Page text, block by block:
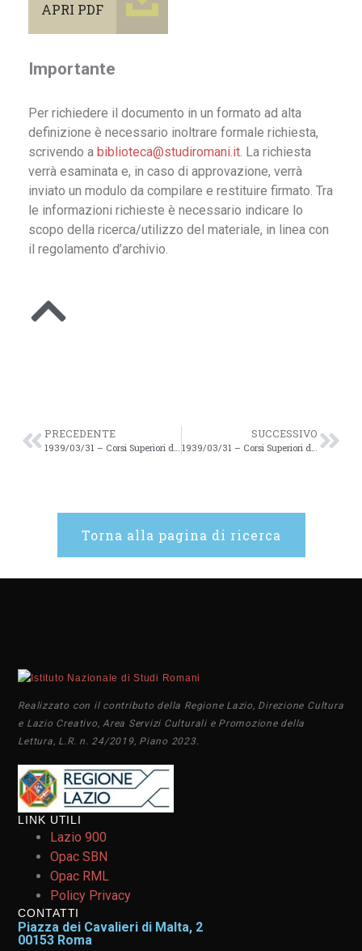
APRI PDF
Importante
Per richiedere il documento in un formato ad alta
definizione è necessario inoltrare formale richiesta,
scrivendo a biblioteca@studiromani.it. La richiesta
verrà esaminata e, in caso di approvazione, verrà
inviato un modulo da compilare e restituire firmato. Tra
le informazioni richieste è necessario indicare lo
scopo della ricerca/utilizzo del materiale, in linea con
il regolamento d’archivio.
PRECEDENTE
1939/03/31 – Corsi Superiori di Studi Romani Anno Acc. 1938/39 XIII – 106
SUCCESSIVO
1939/03/31 – Corsi Superiori di Studi Romani Anno Acc. 1938/39 XIII – 107
Torna alla pagina di ricerca
Realizzato con il contributo della Regione Lazio, Direzione Cultura
e Lazio Creativo, Area Servizi Culturali e Promozione della
Lettura, L.R. n. 24/2019, Piano 2023.
LINK UTILI
Lazio 900
Opac SBN
Opac RML
Policy Privacy
CONTATTI
Piazza dei Cavalieri di Malta, 2
00153 Roma